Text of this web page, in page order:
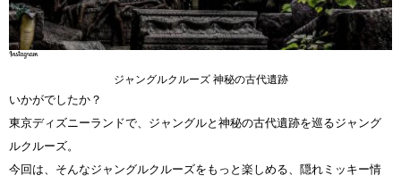
ジャングルクルーズ 神秘の古代遺跡
いかがでしたか？
東京ディズニーランドで、ジャングルと神秘の古代遺跡を巡るジャング
ルクルーズ。
今回は、そんなジャングルクルーズをもっと楽しめる、隠れミッキー情